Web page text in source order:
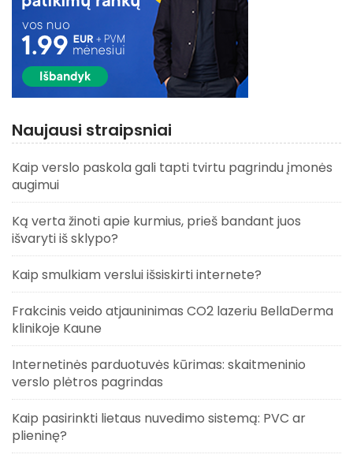
Naujausi straipsniai
Kaip verslo paskola gali tapti tvirtu pagrindu įmonės
augimui
Ką verta žinoti apie kurmius, prieš bandant juos
išvaryti iš sklypo?
Kaip smulkiam verslui išsiskirti internete?
Frakcinis veido atjauninimas CO2 lazeriu BellaDerma
klinikoje Kaune
Internetinės parduotuvės kūrimas: skaitmeninio
verslo plėtros pagrindas
Kaip pasirinkti lietaus nuvedimo sistemą: PVC ar
plieninę?